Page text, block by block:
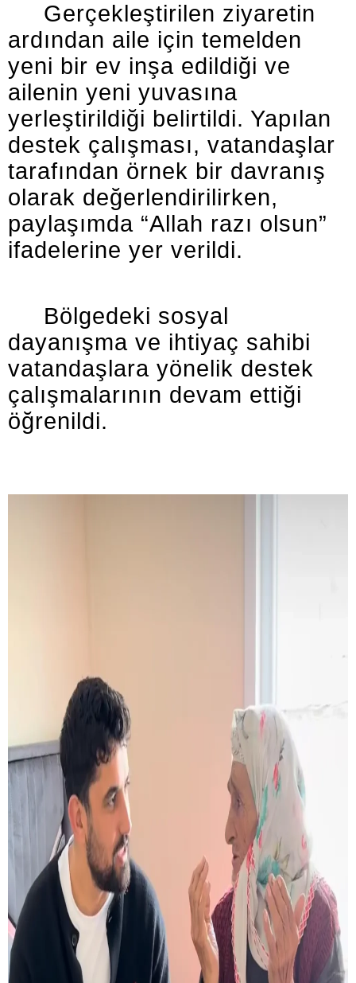
Gerçekleştirilen ziyaretin
ardından aile için temelden
yeni bir ev inşa edildiği ve
ailenin yeni yuvasına
yerleştirildiği belirtildi. Yapılan
destek çalışması, vatandaşlar
tarafından örnek bir davranış
olarak değerlendirilirken,
paylaşımda “Allah razı olsun”
ifadelerine yer verildi.
Bölgedeki sosyal
dayanışma ve ihtiyaç sahibi
vatandaşlara yönelik destek
çalışmalarının devam ettiği
öğrenildi.